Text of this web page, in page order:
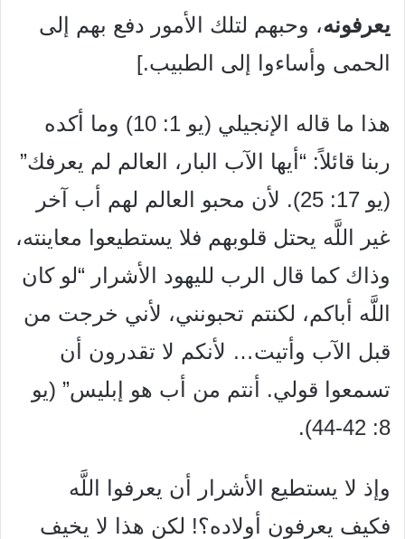
يعرفونه، وحبهم لتلك الأمور دفع بهم إلى
الحمى وأساءوا إلى الطبيب.]
هذا ما قاله الإنجيلي (يو 1: 10) وما أكده
ربنا قائلاً: “أيها الآب البار، العالم لم يعرفك”
(يو 17: 25). لأن محبو العالم لهم أب آخر
غير اللَّه يحتل قلوبهم فلا يستطيعوا معاينته،
وذاك كما قال الرب لليهود الأشرار “لو كان
اللَّه أباكم، لكنتم تحبونني، لأني خرجت من
قبل الآب وأتيت… لأنكم لا تقدرون أن
تسمعوا قولي. أنتم من أب هو إبليس” (يو
8: 42-44).
وإذ لا يستطيع الأشرار أن يعرفوا اللَّه
فكيف يعرفون أولاده؟! لكن هذا لا يخيف